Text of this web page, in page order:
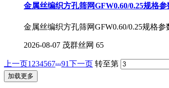
金属丝编织方孔筛网GFW0.60/0.25规格
金属丝编织方孔筛网GFW0.60/0.25规格
2026-08-07 茂群丝网 65
上一页1 234567...91下一页 转至第
加载更多